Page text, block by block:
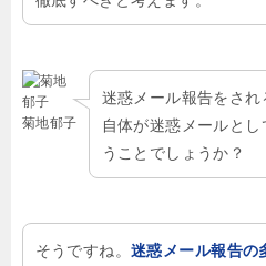
菊地郁子
迷惑メール報告をさ
自体が迷惑メールと
うことでしょうか？
そうですね。迷惑メール報告の